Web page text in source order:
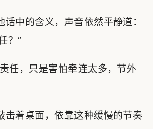
中的含义，声音依然平静道：
？”
任，只是害怕牵连太多，节外
着桌面，依靠这种缓慢的节奏